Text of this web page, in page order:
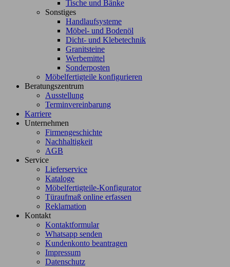
Tische und Bänke
Sonstiges
Handlaufsysteme
Möbel- und Bodenöl
Dicht- und Klebetechnik
Granitsteine
Werbemittel
Sonderposten
Möbelfertigteile konfigurieren
Beratungszentrum
Ausstellung
Terminvereinbarung
Karriere
Unternehmen
Firmengeschichte
Nachhaltigkeit
AGB
Service
Lieferservice
Kataloge
Möbelfertigteile-Konfigurator
Türaufmaß online erfassen
Reklamation
Kontakt
Kontaktformular
Whatsapp senden
Kundenkonto beantragen
Impressum
Datenschutz